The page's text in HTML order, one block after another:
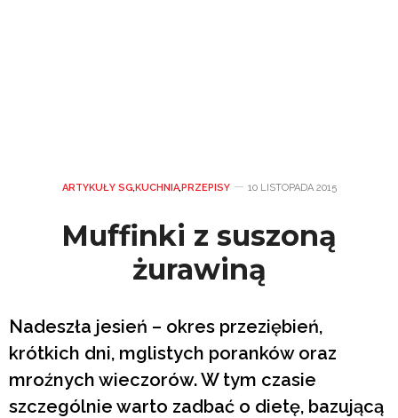
ARTYKUŁY SG KUCHNIA,PRZEPISY 10 LISTOPADA 2015
Muffinki z suszoną
żurawiną
Nadeszła jesień – okres przeziębień,
krótkich dni, mglistych poranków oraz
mroźnych wieczorów. W tym czasie
szczególnie warto zadbać o dietę, bazującą